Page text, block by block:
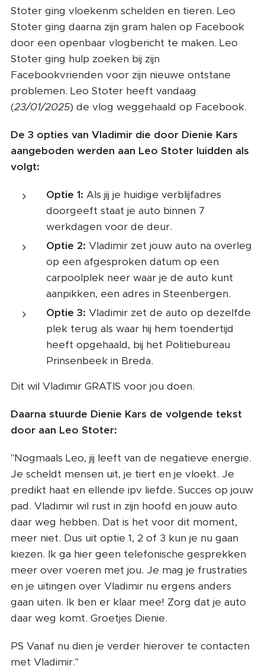
Stoter ging vloekenm schelden en tieren. Leo
Stoter ging daarna zijn gram halen op Facebook
door een openbaar vlogbericht te maken. Leo
Stoter ging hulp zoeken bij zijn
Facebookvrienden voor zijn nieuwe ontstane
problemen. Leo Stoter heeft vandaag
(23/01/2025) de vlog weggehaald op Facebook.
De 3 opties van Vladimir die door Dienie Kars
aangeboden werden aan Leo Stoter luidden als
volgt:
Optie 1: Als jij je huidige verblijfadres
doorgeeft staat je auto binnen 7
werkdagen voor de deur.
Optie 2: Vladimir zet jouw auto na overleg
op een afgesproken datum op een
carpoolplek neer waar je de auto kunt
aanpikken, een adres in Steenbergen.
Optie 3: Vladimir zet de auto op dezelfde
plek terug als waar hij hem toendertijd
heeft opgehaald, bij het Politiebureau
Prinsenbeek in Breda.
Dit wil Vladimir GRATIS voor jou doen.
Daarna stuurde Dienie Kars de volgende tekst
door aan Leo Stoter:
"Nogmaals Leo, jij leeft van de negatieve energie.
Je scheldt mensen uit, je tiert en je vloekt. Je
predikt haat en ellende ipv liefde. Succes op jouw
pad. Vladimir wil rust in zijn hoofd en jouw auto
daar weg hebben. Dat is het voor dit moment,
meer niet. Dus uit optie 1, 2 of 3 kun je nu gaan
kiezen. Ik ga hier geen telefonische gesprekken
meer over voeren met jou. Je mag je frustraties
en je uitingen over Vladimir nu ergens anders
gaan uiten. Ik ben er klaar mee! Zorg dat je auto
daar weg komt. Groetjes Dienie.
PS Vanaf nu dien je verder hierover te contacten
met Vladimir."